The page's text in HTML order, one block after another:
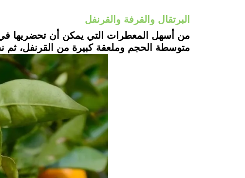
البرتقال والقرفة والقرنفل
من أسهل المعطرات التي يمكن أن تحضريها
متوسطة الحجم وملعقة كبيرة من القرنفل، ثم